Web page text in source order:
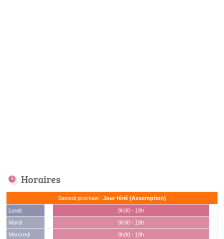
Horaires
Samedi prochain : Jour férié (Assomption)
Lundi
9h30 - 19h
Mardi
9h30 - 19h
Mercredi
9h30 - 19h